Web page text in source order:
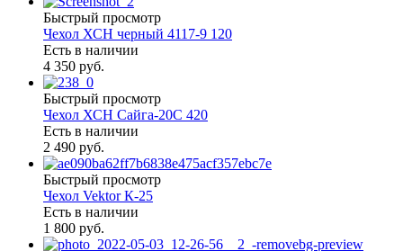
Быстрый просмотр
Чехол ХСН черный 4117-9 120
Есть в наличии
4 350 руб.
Быстрый просмотр
Чехол ХСН Сайга-20С 420
Есть в наличии
2 490 руб.
Быстрый просмотр
Чехол Vektor К-25
Есть в наличии
1 800 руб.